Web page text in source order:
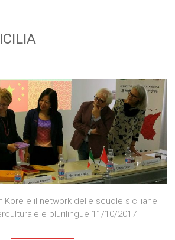
e il network delle scuole siciliane
e plurilingue 11/10/2017